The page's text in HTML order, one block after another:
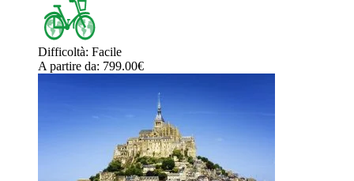
Difficoltà: Facile
A partire da: 799.00€